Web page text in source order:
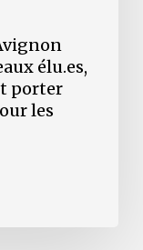
élu.es,
porter
les